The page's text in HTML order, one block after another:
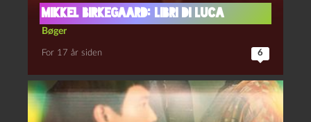
Mikkel Birkegaard: Libri Di Luca
Bøger
For 17 år siden 6